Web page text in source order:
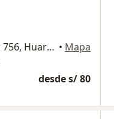
Jirón Juan de la Cruz Romero 756, Huaraz • Mapa
desde s/ 80